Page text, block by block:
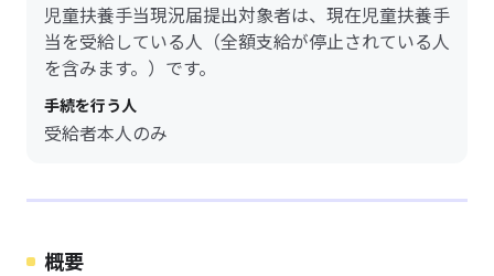
児童扶養手当現況届提出対象者は、現在児童扶養手
当を受給している人（全額支給が停止されている人
を含みます。）です。
手続を行う人
受給者本人のみ
概要